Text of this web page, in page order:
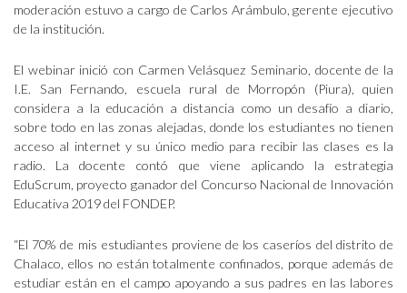
moderación estuvo a cargo de Carlos Arámbulo, gerente ejecutivo
de la institución.
El webinar inició con Carmen Velásquez Seminario, docente de la
I.E. San Fernando, escuela rural de Morropón (Piura), quien
considera a la educación a distancia como un desafío a diario,
sobre todo en las zonas alejadas, donde los estudiantes no tienen
acceso al internet y su único medio para recibir las clases es la
radio. La docente contó que viene aplicando la estrategia
EduScrum, proyecto ganador del Concurso Nacional de Innovación
Educativa 2019 del FONDEP.
“El 70% de mis estudiantes proviene de los caseríos del distrito de
Chalaco, ellos no están totalmente confinados, porque además de
estudiar están en el campo apoyando a sus padres en las labores